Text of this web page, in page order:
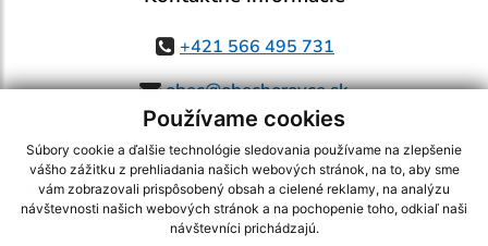
Používame cookies
Súbory cookie a ďalšie technológie sledovania používame na zlepšenie
vášho zážitku z prehliadania našich webových stránok, na to, aby sme
vám zobrazovali prispôsobený obsah a cielené reklamy, na analýzu
návštevnosti našich webových stránok a na pochopenie toho, odkiaľ naši
návštevníci prichádzajú.
+421 566 495 731
obec@obechorovce.sk
využite možnosť získavania aktuálnych informácií s využitím RSS
CMS systém (redakčný) systém ECHELON 2,Mapa stránok,web portál
webex.digital, s.r.o.,domény,registrácia domény